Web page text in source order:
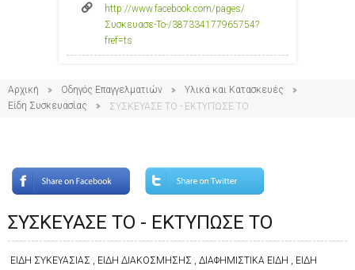
http://www.facebook.com/pages/
Συσκευασε-Το-/387334177965754?
fref=ts
Αρχική Οδηγός Επαγγελματιών
Υλικά και Κατασκευές
Είδη Συσκευασίας
ΣΥΣΚΕΥΑΣΕ ΤΟ - ΕΚΤΥΠΩΣΕ ΤΟ
ΣΥΣΚΕΥΑΣΕ ΤΟ - ΕΚΤΥΠΩΣΕ ΤΟ
ΕΙΔΗ ΣΥΚΕΥΑΣΙΑΣ , ΕΙΔΗ ΔΙΑΚΟΣΜΗΣΗΣ , ΔΙΑΦΗΜΙΣΤΙΚΑ ΕΙΔΗ , ΕΙΔΗ